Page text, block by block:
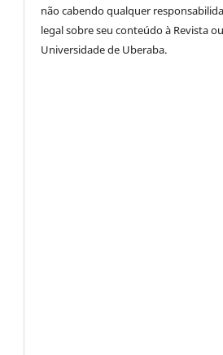
não cabendo qualquer
legal sobre seu conteúdo à Revista
Universidade de Uberaba.